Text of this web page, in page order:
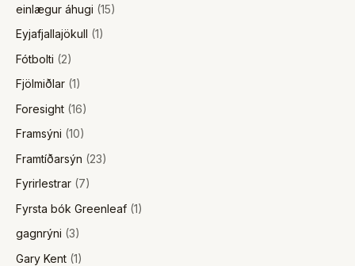
einlægur áhugi (15)
Eyjafjallajökull (1)
Fótbolti (2)
Fjölmiðlar (1)
Foresight (16)
Framsýni (10)
Framtíðarsýn (23)
Fyrirlestrar (7)
Fyrsta bók Greenleaf (1)
gagnrýni (3)
Gary Kent (1)